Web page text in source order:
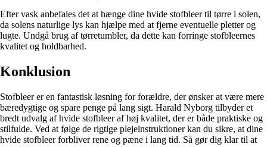
Efter vask anbefales det at hænge dine hvide stofbleer til tørre i solen,
da solens naturlige lys kan hjælpe med at fjerne eventuelle pletter og
lugte. Undgå brug af tørretumbler, da dette kan forringe stofbleernes
kvalitet og holdbarhed.
Konklusion
Stofbleer er en fantastisk løsning for forældre, der ønsker at være mere
bæredygtige og spare penge på lang sigt. Harald Nyborg tilbyder et
bredt udvalg af hvide stofbleer af høj kvalitet, der er både praktiske og
stilfulde. Ved at følge de rigtige plejeinstruktioner kan du sikre, at dine
hvide stofbleer forbliver rene og pæne i lang tid. Så gør dig klar til at